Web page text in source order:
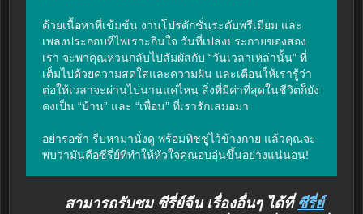
ด้วยเนื้อหาที่เข้มข้น งานโปรดักชั่นระดับพรีเมียม และ
เพลงประกอบที่ไพเราะกินใจ วันที่เปล่งประกายของสอง
เรา จะพาคุณหวนกลับไปสัมผัสกับ “วันเวลาเหล่านั้น” ที่
เต็มไปด้วยความสดใสและความฝัน และเตือนให้เรารู้ว่า
ต่อให้เวลาจะผ่านไปนานแค่ไหน สิ่งที่มีค่าที่สุดในชีวิตก็ยัง
คงเป็น “บ้าน” และ “เพื่อน” ที่เรารักเสมอมา
อย่ารอช้า รีบหามานั่งดู พร้อมทิชชู่ไว้ข้างกาย แล้วคุณจะ
พบว่ามันคือซีรี่ย์ที่ทำให้หัวใจคุณอบอุ่นขึ้นอย่างแน่นอน!
สามารถรับชม ซีรี่ย์จีน เรื่องอื่นๆ ได้ที่ ซีรี่ย์